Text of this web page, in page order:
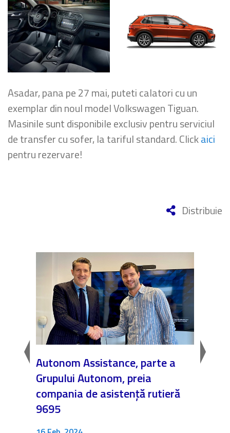
Asadar, pana pe 27 mai, puteti calatori cu un
exemplar din noul model Volkswagen Tiguan.
Masinile sunt disponibile exclusiv pentru serviciul
de transfer cu sofer, la tariful standard. Clickaici
pentru rezervare!
Distribuie
Autonom Assistance, parte a
Grupului Autonom, preia
compania de asistență rutieră
9695